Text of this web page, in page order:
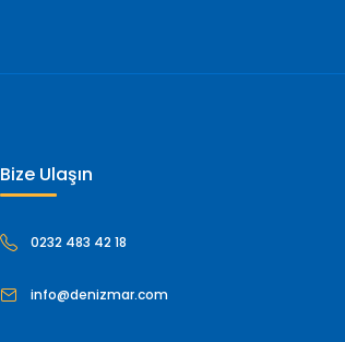
Bize Ulaşın
0232 483 42 18
info@denizmar.com